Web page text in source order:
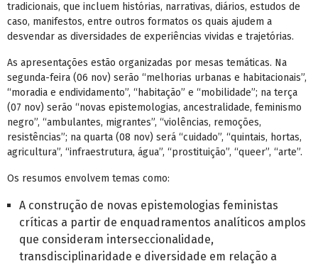
tradicionais, que incluem histórias, narrativas, diários, estudos de
caso, manifestos, entre outros formatos os quais ajudem a
desvendar as diversidades de experiências vividas e trajetórias.
As apresentações estão organizadas por mesas temáticas. Na
segunda-feira (06 nov) serão “melhorias urbanas e habitacionais”,
“moradia e endividamento”, “habitação” e “mobilidade”; na terça
(07 nov) serão “novas epistemologias, ancestralidade, feminismo
negro”, “ambulantes, migrantes”, “violências, remoções,
resistências”; na quarta (08 nov) será “cuidado”, “quintais, hortas,
agricultura”, “infraestrutura, água”, “prostituição”, “queer”, “arte”.
Os resumos envolvem temas como:
A construção de novas epistemologias feministas
críticas a partir de enquadramentos analíticos amplos
que consideram interseccionalidade,
transdisciplinaridade e diversidade em relação a